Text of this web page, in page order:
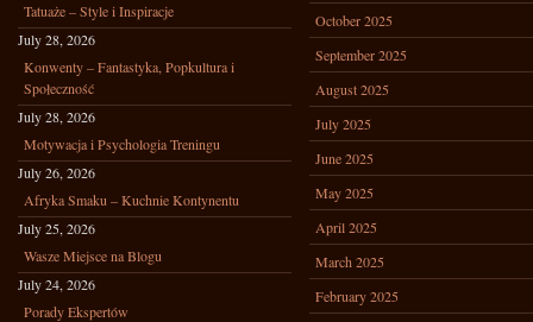
Tatuaże – Style i Inspiracje
July 28, 2026
Konwenty – Fantastyka, Popkultura i
Społeczność
July 28, 2026
Motywacja i Psychologia Treningu
July 26, 2026
Afryka Smaku – Kuchnie Kontynentu
July 25, 2026
Wasze Miejsce na Blogu
July 24, 2026
Porady Ekspertów
October 2025
September 2025
August 2025
July 2025
June 2025
May 2025
April 2025
March 2025
February 2025